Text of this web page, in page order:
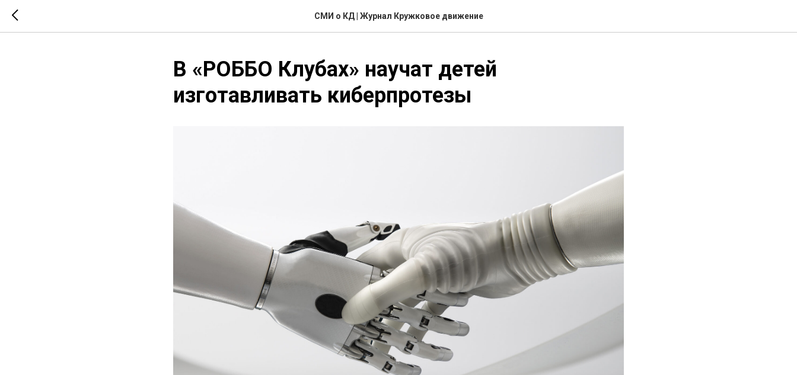
СМИ о КД | Журнал Кружковое движение
В «РОББО Клубах» научат детей
изготавливать киберпротезы